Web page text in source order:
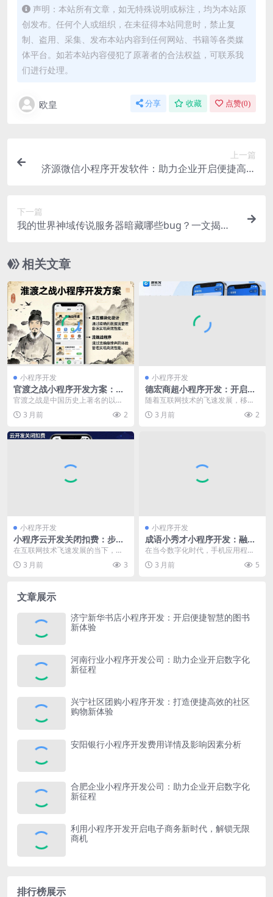
声明：本站所有文章，如无特殊说明或标注，均为本站原
创发布。任何个人或组织，在未征得本站同意时，禁止复
制、盗用、采集、发布本站内容到任何网站、书籍等各类媒
体平台。如若本站内容侵犯了原著者的合法权益，可联系我
们进行处理。
欧皇 分享 收藏 点赞(0)
上一篇
济源微信小程序开发软件：助力企业开启便捷高效
下一篇
我的世界神域传说服务器暗藏哪些bug？一文揭
相关文章
小程序开发
官渡之战小程序开发方案：打
造沉浸式历史体验的创新路径
官渡之战是中国历史上著名的以少
胜多的战役之一，具有极高的历史
价值和文化内涵。开发...
3 月前 2
小程序开发
德宏商超小程序开发：开启本
地商业线上运营新征程
随着互联网技术的飞速发展，移动
购物成为人们生活中不可或缺的一
部分。在德宏地区，商...
3 月前 2
小程序开发
小程序云开发关闭扣费：步
骤、影响与后续注意事项
在互联网技术飞速发展的当下，小
程序云开发凭借其便捷性、高效性
等优势，成为众多开发...
3 月前 3
小程序开发
成语小秀才小程序开发：融合
文化与趣味，开启创新互动新
在当今数字化时代，手机应用程序
如雨后春笋般涌现，成语小秀才小
程序便是其中一款独具...
3 月前 5
文章展示
济宁新华书店小程序开发：开启便捷智慧的图书
新体验
河南行业小程序开发公司：助力企业开启数字化
新征程
兴宁社区团购小程序开发：打造便捷高效的社区
购物新体验
安阳银行小程序开发费用详情及影响因素分析
合肥企业小程序开发公司：助力企业开启数字化
新征程
利用小程序开发开启电子商务新时代，解锁无限
商机
排行榜展示